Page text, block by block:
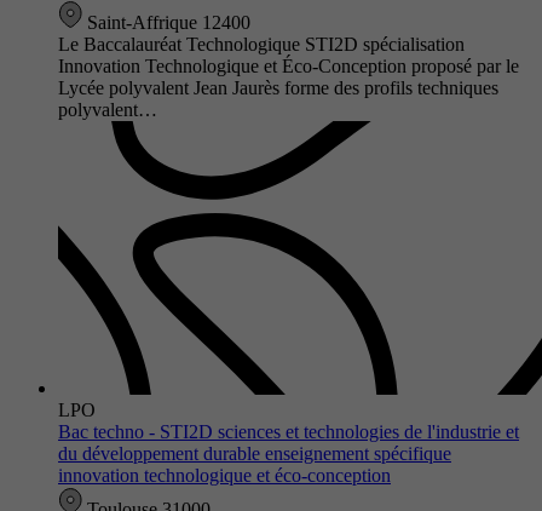
Saint-Affrique 12400
Le Baccalauréat Technologique STI2D spécialisation
Innovation Technologique et Éco-Conception proposé par le
Lycée polyvalent Jean Jaurès forme des profils techniques
polyvalent…
LPO
Bac techno - STI2D sciences et technologies de l'industrie et
du développement durable enseignement spécifique
innovation technologique et éco-conception